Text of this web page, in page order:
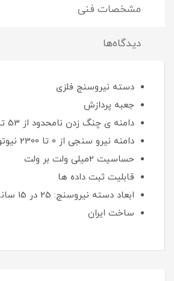
مشخصات فنی
دیدگاه‌ها
دسته نیروسنج فلزی
جعبه پردازش
دامنه ی چنگ زدن نامحدود از 53 تا 78 میلیمتر
دامنه نیرو سنجی از 0 تا 2300 نیوتون
حساسیت 2میلی ولت بر ولت
قابلیت ثبت داده ها
ابعاد دسته نیروسنج: 25 در 15 سانتی متر
ساخت ایران